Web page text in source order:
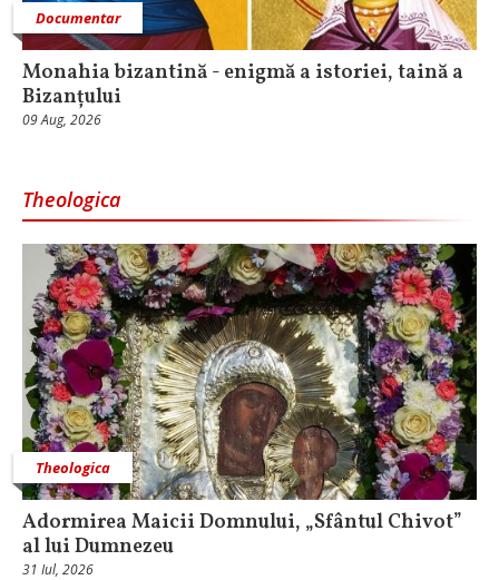
Documentar
Monahia bizantină - enigmă a istoriei, taină a
Bizanțului
09 Aug, 2026
Theologica
Theologica
Adormirea Maicii Domnului, „Sfântul Chivot”
al lui Dumnezeu
31 Iul, 2026